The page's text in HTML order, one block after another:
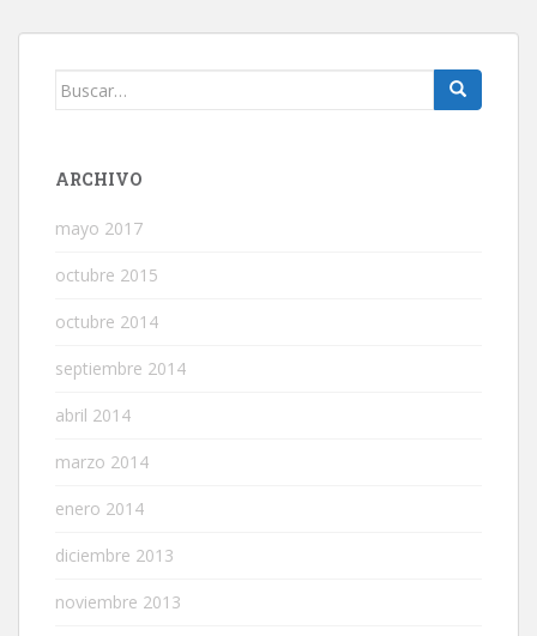
Buscar:
ARCHIVO
mayo 2017
octubre 2015
octubre 2014
septiembre 2014
abril 2014
marzo 2014
enero 2014
diciembre 2013
noviembre 2013